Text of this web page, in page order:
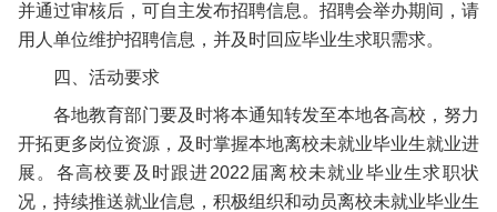
并通过审核后，可自主发布招聘信息。招聘会举办期间，请
用人单位维护招聘信息，并及时回应毕业生求职需求。
四、活动要求
各地教育部门要及时将本通知转发至本地各高校，努力
开拓更多岗位资源，及时掌握本地离校未就业毕业生就业进
展。各高校要及时跟进2022届离校未就业毕业生求职状
况，持续推送就业信息，积极组织和动员离校未就业毕业生